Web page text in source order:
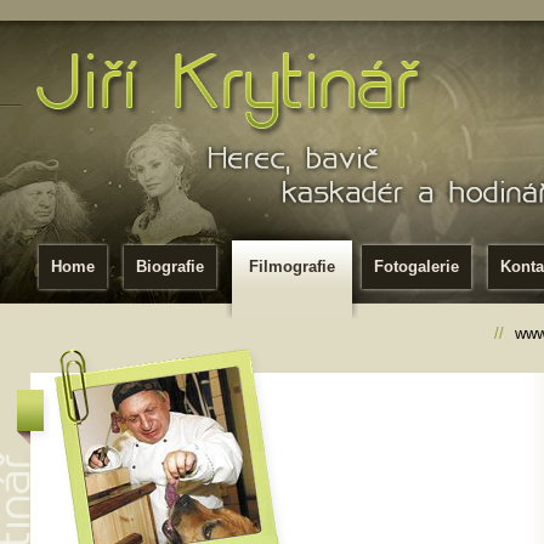
Home Biografie Filmografie Fotogalerie
//